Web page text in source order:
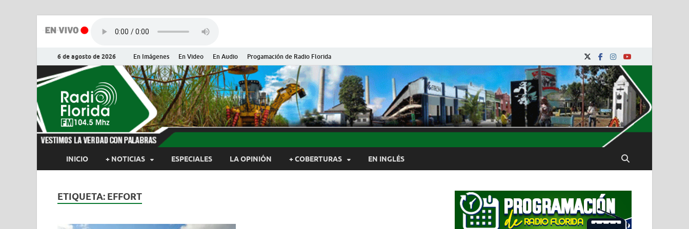
6 de agosto de 2026 En Imágenes En Video En Audio Progamación de Radio Florida
Radio Florida de Cuba
Noticias y Actualidades de Florida, Camagüey, Cuba
INICIO + NOTICIAS ESPECIALES LA OPINIÓN + COBERTURAS EN INGLÉS
ETIQUETA: EFFORT